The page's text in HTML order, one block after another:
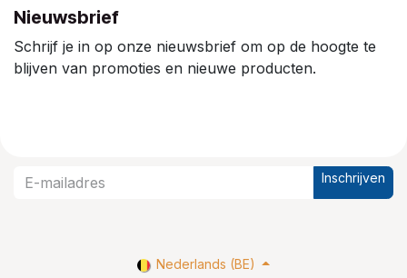
Nieuwsbrief
Schrijf je in op onze nieuwsbrief om op de hoogte te
blijven van promoties en nieuwe producten.
Inschrijven
Nederlands (BE)